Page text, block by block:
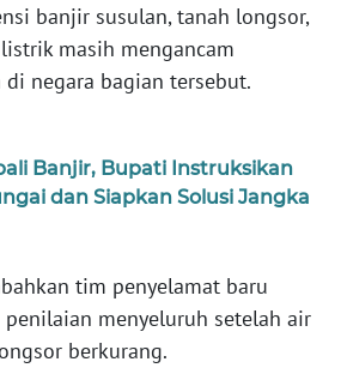
banjir susulan, tanah longsor,
masih mengancam
negara bagian tersebut.
Banjir, Bupati Instruksikan
dan Siapkan Solusi Jangka
tim penyelamat baru
menyeluruh setelah air
berkurang.